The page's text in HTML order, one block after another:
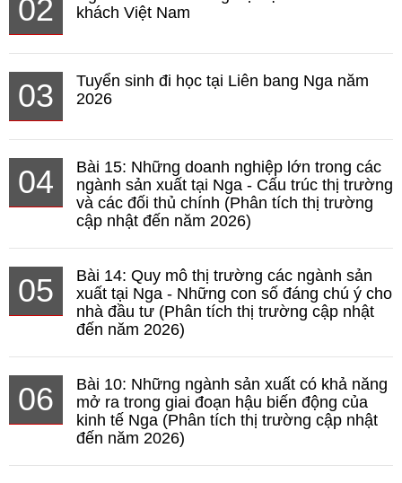
02
khách Việt Nam
03
Tuyển sinh đi học tại Liên bang Nga năm
2026
04
Bài 15: Những doanh nghiệp lớn trong các
ngành sản xuất tại Nga - Cấu trúc thị trường
và các đối thủ chính (Phân tích thị trường
cập nhật đến năm 2026)
05
Bài 14: Quy mô thị trường các ngành sản
xuất tại Nga - Những con số đáng chú ý cho
nhà đầu tư (Phân tích thị trường cập nhật
đến năm 2026)
06
Bài 10: Những ngành sản xuất có khả năng
mở ra trong giai đoạn hậu biến động của
kinh tế Nga (Phân tích thị trường cập nhật
đến năm 2026)